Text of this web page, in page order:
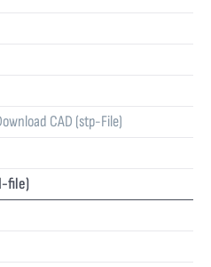
CAD (stp-File)
file)